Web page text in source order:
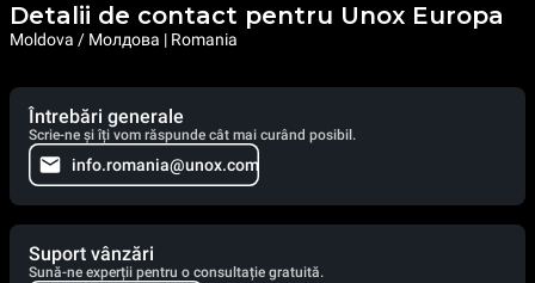
Detalii de contact pentru Unox Europa
Moldova / Молдова | Romania
Întrebări generale
Scrie-ne și îți vom răspunde cât mai curând posibil.
info.romania@unox.com
Suport vânzări
Sună-ne experții pentru o consultație gratuită.